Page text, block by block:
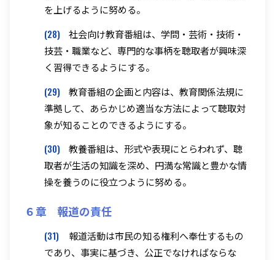
を上げるように努める。
(28)
社会向け教育番組は、学問・芸術・技術・
技芸・職業など、専門的な事柄を聴取者が興味深
く習得できるようにする。
(29)
教育番組の企画と内容は、教育関係法規に
準拠して、あらかじめ適当な方法によって聴取対
象が知ることのできるようにする。
(30)
教養番組は、形式や表現にとらわれず、聴
取者が生活の知識を深め、円満な常識と豊かな情
操を養うのに役立つように努める。
６章 報道の責任
(31)
報道活動は市民の知る権利へ奉仕するもの
であり、事実に基づき、公正でなければならな